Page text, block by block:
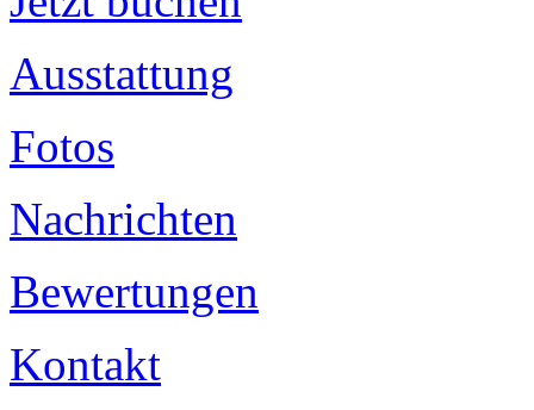
Ausstattung
Fotos
Nachrichten
Bewertungen
Kontakt